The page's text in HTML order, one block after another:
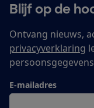
Blijf op de
Ontvang nieuws,
privacyverklaring
E-mailadres